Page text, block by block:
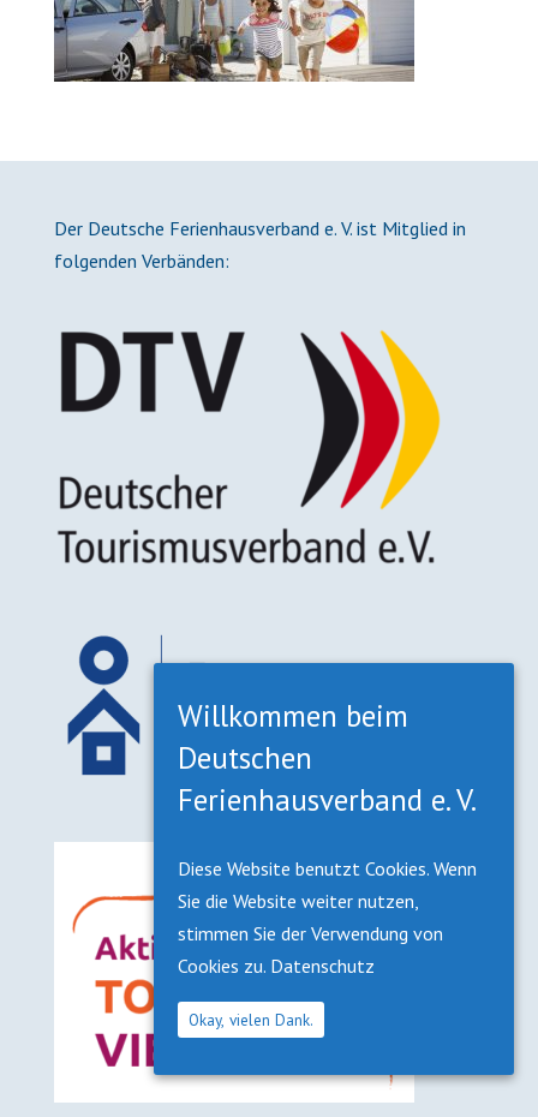
Der Deutsche Ferienhausverband e. V. ist Mitglied in
folgenden Verbänden:
Willkommen beim
Deutschen
Ferienhausverband e. V.
Diese Website benutzt Cookies. Wenn
Sie die Website weiter nutzen,
stimmen Sie der Verwendung von
Cookies zu. Datenschutz
Okay, vielen Dank.